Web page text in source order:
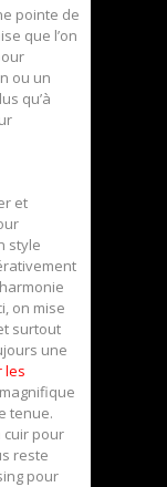
pointe de
que l’on
ou un
qu’à
et
style
on mise
surtout
une
les
tenue.
cuir pour
reste
pour